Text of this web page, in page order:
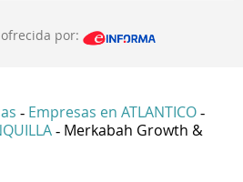
por:
- Empresas en ATLANTICO -
- Merkabah Growth &